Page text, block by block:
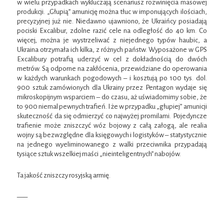
w wielu przypadkach wykluczają scenariusz rozwinięcia masowej
produkcji. „Głupią” amunicję można tłuc w imponujących ilościach,
precyzyjnej już nie. Niedawno ujawniono, że Ukraińcy posiadają
pociski Excalibur, zdolne razić cele na odległość do 40 km. Co
więcej, można je wystrzeliwać z niejednego typów haubic, a
Ukraina otrzymała ich kilka, z różnych państw. Wyposażone w GPS
Excalibury potrafią uderzyć w cel z dokładnością do dwóch
metrów. Są odporne na zakłócenia, przewidziane do operowania
w każdych warunkach pogodowych – i kosztują po 100 tys. dol.
900 sztuk zamówionych dla Ukrainy przez Pentagon wydaje się
mikroskopijnym wsparciem – do czasu, aż uświadomimy sobie, że
to 900 niemal pewnych trafień. I że w przypadku „głupiej” amunicji
skuteczność da się odmierzyć co najwyżej promilami. Pojedyncze
trafienie może zniszczyć wóz bojowy z całą załogą, ale realia
wojny są bezwzględne dla księgowych i logistyków – statystycznie
na jednego wyeliminowanego z walki przeciwnika przypadają
tysiące sztuk wszelkiej maści „nieinteligentnych” nabojów.
Ta jakość zniszczy rosyjską armię.
—–